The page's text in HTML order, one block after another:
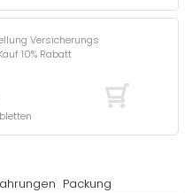
Versicherungs
10% Rabatt
Packung